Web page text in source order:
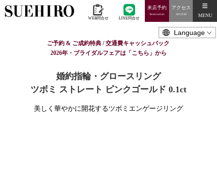
WEB問合せ LINE問合せ
来店予約
Reservation
アクセス
ACCESS MENU
ご予約 & ご成約特典 / 交通費キャッシュバック
2026年・ブライダルフェアは「こちら」から
婚約指輪・グロースリング
ツボミ ストレート ピンクゴールド 0.1ct
美しく華やかに開花するツボミエンゲージリング